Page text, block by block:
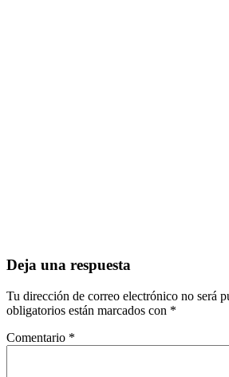
Deja una respuesta
Tu dirección de correo electrónico no será
obligatorios están marcados con *
Comentario *